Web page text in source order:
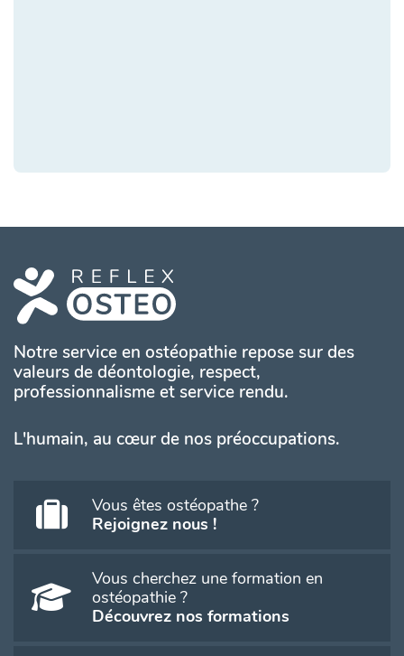
Notre service en ostéopathie repose sur des
valeurs de déontologie, respect,
professionnalisme et service rendu.
L'humain, au cœur de nos préoccupations.
Vous êtes ostéopathe ?
Rejoignez nous !
Vous cherchez une formation en
ostéopathie ?
Découvrez nos formations